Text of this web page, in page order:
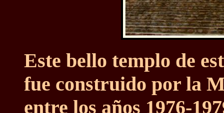
Este bello templo de
fue construido por la
entre los años 1976-